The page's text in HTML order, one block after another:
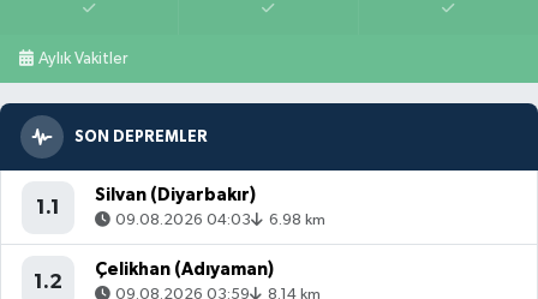
SON DEPREMLER
1.1
09.08.2026 04:03
1.2
Çelikhan (Adıyaman)
09.08.2026 03:59 8.14 km
4.5
Nurdağı (Gaziantep)
09.08.2026 03:42 7.44 km